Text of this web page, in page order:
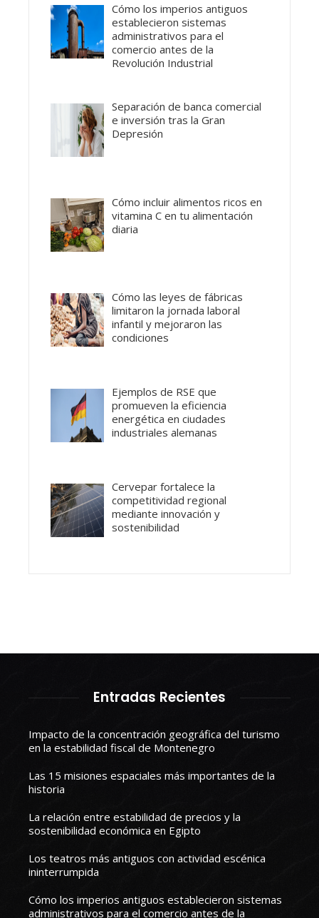
Cómo los imperios antiguos
establecieron sistemas
administrativos para el
comercio antes de la
Revolución Industrial
Separación de banca comercial
e inversión tras la Gran
Depresión
Cómo incluir alimentos ricos en
vitamina C en tu alimentación
diaria
Cómo las leyes de fábricas
limitaron la jornada laboral
infantil y mejoraron las
condiciones
Ejemplos de RSE que
promueven la eficiencia
energética en ciudades
industriales alemanas
Cervepar fortalece la
competitividad regional
mediante innovación y
sostenibilidad
Entradas Recientes
Impacto de la concentración geográfica del turismo
en la estabilidad fiscal de Montenegro
Las 15 misiones espaciales más importantes de la
historia
La relación entre estabilidad de precios y la
sostenibilidad económica en Egipto
Los teatros más antiguos con actividad escénica
ininterrumpida
Cómo los imperios antiguos establecieron sistemas
administrativos para el comercio antes de la